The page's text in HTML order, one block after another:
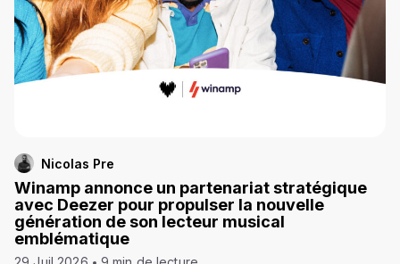
Nicolas Pre
Winamp annonce un partenariat stratégique
avec Deezer pour propulser la nouvelle
génération de son lecteur musical
emblématique